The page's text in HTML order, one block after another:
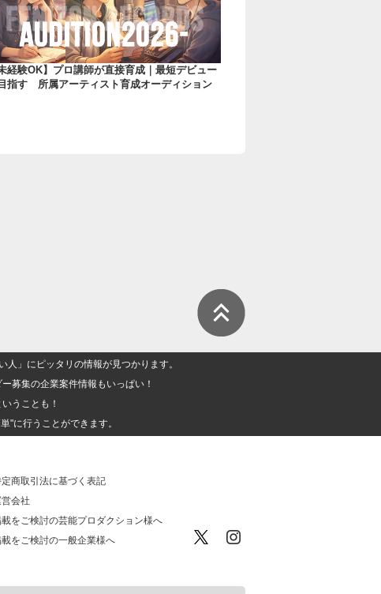
未経験OK】プロ講師が直接育成｜最短デビュー
指す 所属アーティスト育成オーディション
」にピッタリの情報が見つかります。
募集の企業案件情報もいっぱい！
うことも！
"に行うことができます。
商取引法に基づく表記
会社
をご検討の芸能プロダクション様へ
をご検討の一般企業様へ